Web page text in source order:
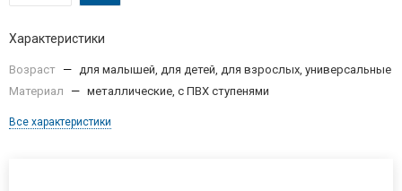
Характеристики
Возраст — для малышей, для детей, для взрослых, универсальные
Материал
— металлические, с ПВХ ступенями
Все характеристики